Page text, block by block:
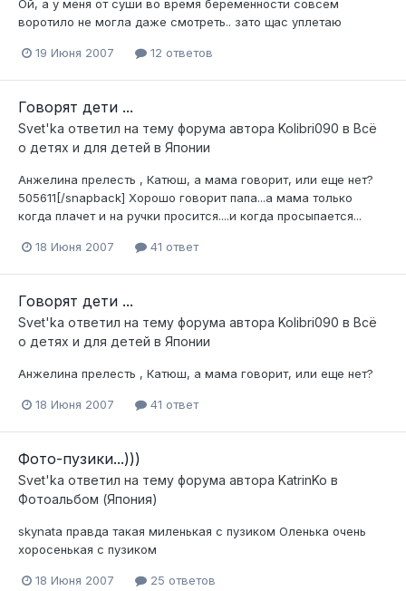
Ой, а у меня от суши во время беременности совсем
воротило не могла даже смотреть.. зато щас уплетаю
19 Июня 2007 12 ответов
Говорят дети ...
Svet'ka ответил на тему форума автора Kolibri090 в Всё
о детях и для детей в Японии
Анжелина прелесть , Катюш, а мама говорит, или еще нет?
505611[/snapback] Хорошо говорит папа...а мама только
когда плачет и на ручки просится....и когда просыпается...
18 Июня 2007 41 ответ
Говорят дети ...
Svet'ka ответил на тему форума автора Kolibri090 в Всё
о детях и для детей в Японии
Анжелина прелесть , Катюш, а мама говорит, или еще нет?
18 Июня 2007 41 ответ
Фото-пузики...)))
Svet'ka ответил на тему форума автора KatrinKo в
Фотоальбом (Япония)
skynata правда такая миленькая с пузиком Оленька очень
хоросенькая с пузиком
18 Июня 2007 25 ответов